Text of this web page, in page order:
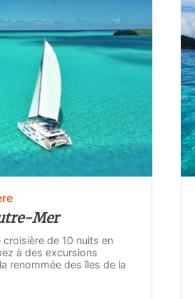
Mer
de 10 nuits en
à des excursions
renommée des îles de la